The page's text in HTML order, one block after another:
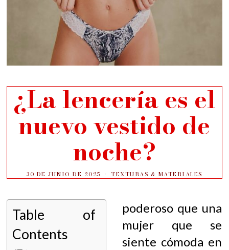
¿La lencería es el
nuevo vestido de
noche?
30 DE JUNIO DE 2025 TEXTURAS & MATERIALES
Table of
Contents
poderoso que una
mujer que se
siente cómoda en